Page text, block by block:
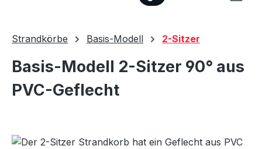
Strandkörbe Basis-Modell 2-Sitzer
Basis-Modell 2-Sitzer 90° aus
PVC-Geflecht
Bildergalerie überspringen